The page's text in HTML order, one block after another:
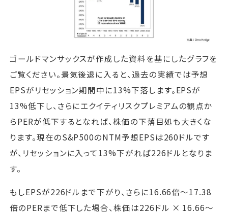
ゴールドマンサックスが作成した資料を基にしたグラフを
ご覧ください。景気後退に入ると、過去の実績では予想
EPSがリセッション期間中に13%下落します。EPSが
13%低下し、さらにエクイティリスクプレミアムの観点か
らPERが低下するとなれば、株価の下落目処も大きくな
ります。現在のS&P500のNTM予想EPSは260ドルです
が、リセッションに入って13%下がれば226ドルとなりま
す。
もしEPSが226ドルまで下がり、さらに16.66倍～17.38
倍のPERまで低下した場合、株価は226ドル × 16.66～